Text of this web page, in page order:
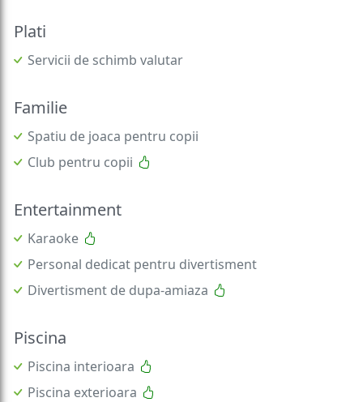
Plati
Servicii de schimb valutar
Familie
Spatiu de joaca pentru copii
Club pentru copii
Entertainment
Karaoke
Personal dedicat pentru divertisment
Divertisment de dupa-amiaza
Piscina
Piscina interioara
Piscina exterioara